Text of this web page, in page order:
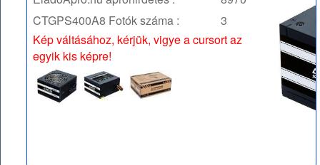
CTGPS400A8 Fotók száma :
3
Kép váltásához, kérjük, vigye a cursort az
egyik kis képre!